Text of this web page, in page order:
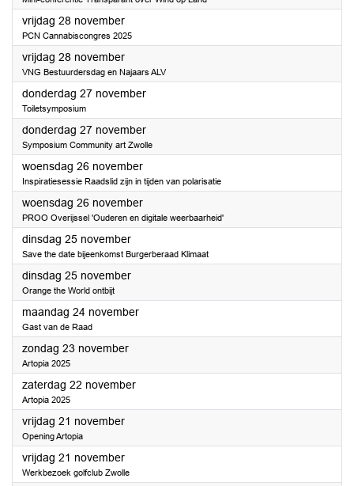
vrijdag 28 november2025
PCN Cannabiscongres 2025
vrijdag 28 november2025
VNG Bestuurdersdag en Najaars ALV
donderdag 27 november2025
Toiletsymposium
donderdag 27 november2025
Symposium Community art Zwolle
woensdag 26 november2025
Inspiratiesessie Raadslid zijn in tijden van polarisatie
woensdag 26 november2025
PROO Overijssel 'Ouderen en digitale weerbaarheid'
dinsdag 25 november2025
Save the date bijeenkomst Burgerberaad Klimaat
dinsdag 25 november2025
Orange the World ontbijt
maandag 24 november2025
Gast van de Raad
zondag 23 november2025
Artopia 2025
zaterdag 22 november2025
Artopia 2025
vrijdag 21 november2025
Opening Artopia
vrijdag 21 november2025
Werkbezoek golfclub Zwolle